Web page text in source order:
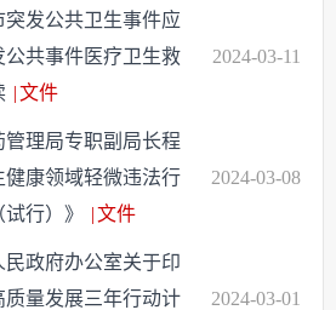
突发公共卫生事件应
共事件医疗卫生救
|文件
2024-03-11
管理局专职副局长程
康领域轻微违法行
行）》
|文件
2024-03-08
民政府办公室关于印
量发展三年行动计
2024-03-01